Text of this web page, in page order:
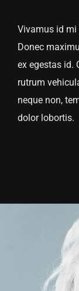
Vivamus id mi
Donec
ex egestas id.
rutrum
neque non,
dolor lobortis.